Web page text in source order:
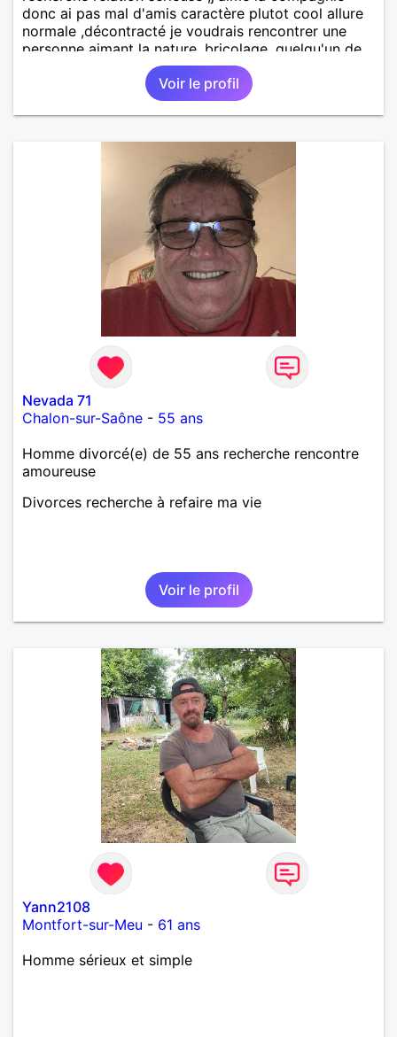
donc ai pas mal d'amis caractère plutot cool allure
normale ,décontracté je voudrais rencontrer une
personne aimant la nature ,bricolage ,quelqu'un de
simple et naturel à vos claviers mesdames
Voir le profil
Nevada 71
Chalon-sur-Saône - 55 ans
Homme divorcé(e) de 55 ans recherche rencontre
amoureuse
Divorces recherche à refaire ma vie
Voir le profil
Yann2108
Montfort-sur-Meu - 61 ans
Homme sérieux et simple